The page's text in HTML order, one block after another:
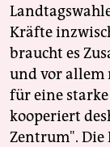
Kräfte
braucht es
und vor allem
für eine
kooperiert
Zentrum". Die